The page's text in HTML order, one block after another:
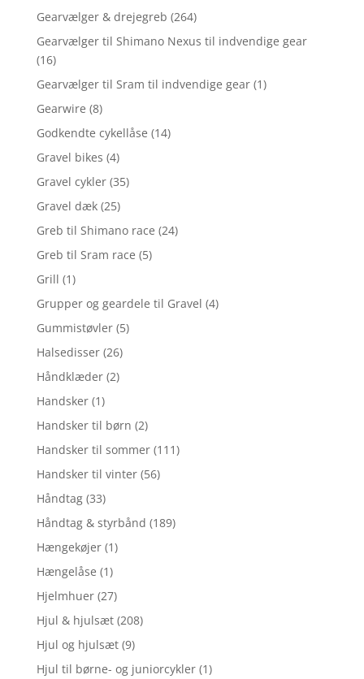
Gearvælger & drejegreb (264)
Gearvælger til Shimano Nexus til indvendige gear
(16)
Gearvælger til Sram til indvendige gear (1)
Gearwire (8)
Godkendte cykellåse (14)
Gravel bikes (4)
Gravel cykler (35)
Gravel dæk (25)
Greb til Shimano race (24)
Greb til Sram race (5)
Grill (1)
Grupper og geardele til Gravel (4)
Gummistøvler (5)
Halsedisser (26)
Håndklæder (2)
Handsker (1)
Handsker til børn (2)
Handsker til sommer (111)
Handsker til vinter (56)
Håndtag (33)
Håndtag & styrbånd (189)
Hængekøjer (1)
Hængelåse (1)
Hjelmhuer (27)
Hjul & hjulsæt (208)
Hjul og hjulsæt (9)
Hjul til børne- og juniorcykler (1)